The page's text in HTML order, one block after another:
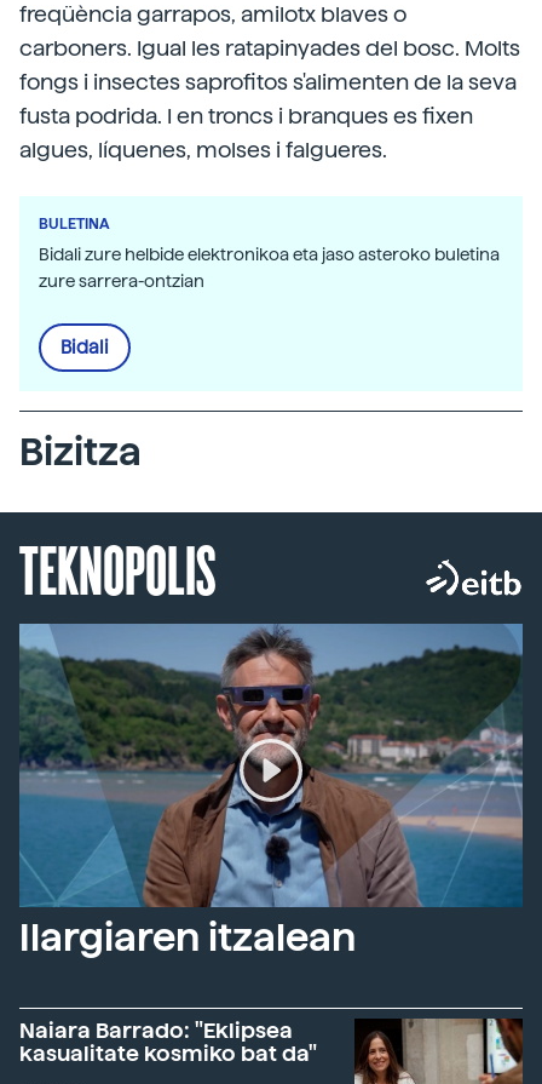
freqüència garrapos, amilotx blaves o
carboners. Igual les ratapinyades del bosc. Molts
fongs i insectes saprofitos s'alimenten de la seva
fusta podrida. I en troncs i branques es fixen
algues, líquenes, molses i falgueres.
BULETINA
Bidali zure helbide elektronikoa eta jaso asteroko buletina
zure sarrera-ontzian
Bidali
Bizitza
TEKNOPOLIS
Ilargiaren itzalean
Naiara Barrado: "Eklipsea
kasualitate kosmiko bat da"